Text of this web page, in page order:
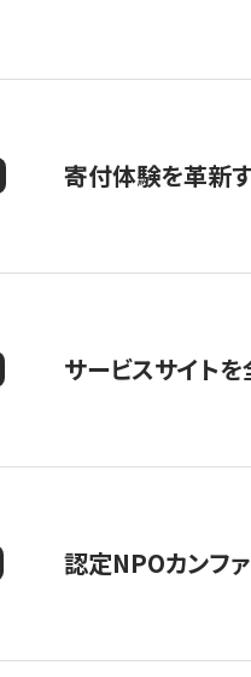
寄付体験を革新す
サービスサイト
認定NPOカンフ